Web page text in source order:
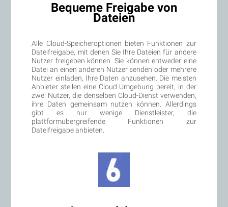
Bequeme Freigabe von
Dateien
Alle Cloud-Speicheroptionen bieten Funktionen zur
Dateifreigabe, mit denen Sie Ihre Dateien für andere
Nutzer freigeben können. Sie können entweder eine
Datei an einen anderen Nutzer senden oder mehrere
Nutzer einladen, Ihre Daten anzusehen. Die meisten
Anbieter stellen eine Cloud-Umgebung bereit, in der
zwei Nutzer, die denselben Cloud-Dienst verwenden,
ihre Daten gemeinsam nutzen können. Allerdings
gibt es nur wenige Dienstleister, die
plattformübergreifende Funktionen zur
Dateifreigabe anbieten.